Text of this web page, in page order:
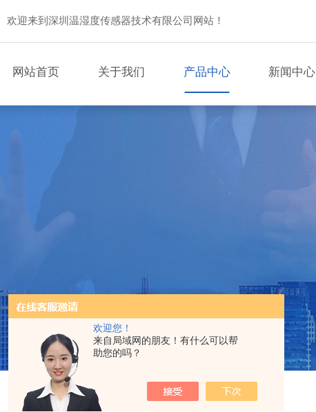
欢迎您！
来自局域网的朋友！有什么可以帮
助您的吗？
欢迎来到深圳温湿度传感器技术有限公司网站！
网站首页 关于我们 产品中心 新闻中心